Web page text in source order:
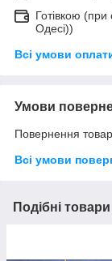
Готівкою (при
Одесі))
Всі умови
Умови
Повернення
Всі умови
Подібні